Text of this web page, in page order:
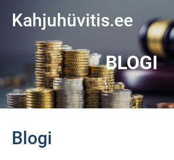
Kahjuhüvitis.ee
BLOGI
Blogi